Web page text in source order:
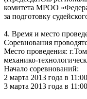
комитета МРОО
за подготовку
4. Время и место
Соревнования
Место проведения:
механико-
Начало соревнований:
2 марта 2013 года в
3 марта 2013 года в